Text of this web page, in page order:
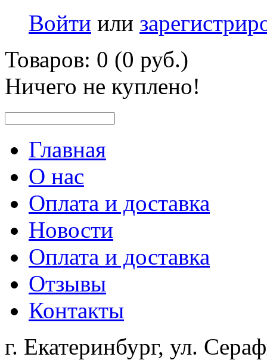
Войти или
Товаров: 0 (0 руб.)
Ничего не куплено!
Главная
О нас
Оплата и доставка
Новости
Оплата и доставка
Отзывы
Контакты
г. Екатеринбург, ул.